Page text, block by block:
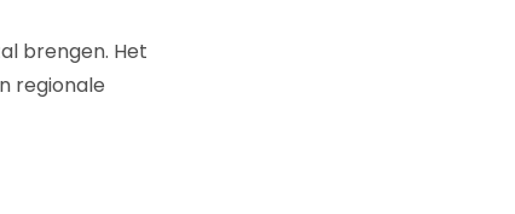
brengen. Het
regionale